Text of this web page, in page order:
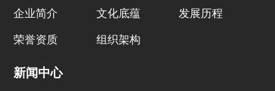
企业简介 文化底蕴 发展历程
荣誉资质 组织架构
新闻中心